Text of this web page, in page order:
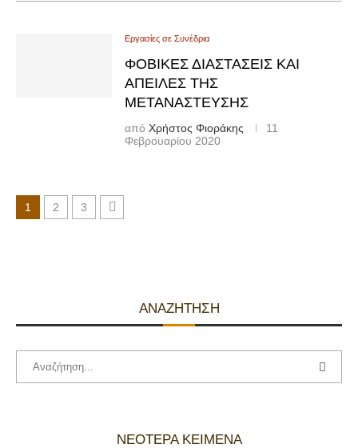
Εργασίες σε Συνέδρια
ΦΟΒΙΚΈΣ ΔΙΑΣΤΆΣΕΙΣ ΚΑΙ
ΑΠΕΙΛΈΣ ΤΗΣ
ΜΕΤΑΝΆΣΤΕΥΣΗΣ
από Χρήστος Φιοράκης
11
Φεβρουαρίου 2020
1 2 3
ΑΝΑΖΉΤΗΣΗ
ΝΕΌΤΕΡΑ ΚΕΊΜΕΝΑ